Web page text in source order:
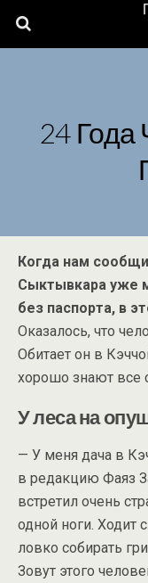
24
Когда нам
Сыктывкара уже
без паспорта, в
Оказалось, что
Обитает он в
хорошо знают все
У леса на
— У меня дача в
в редакцию Фаяз
встретил очень
одной ноги. Ходит
ловко собирать
Зовут этого